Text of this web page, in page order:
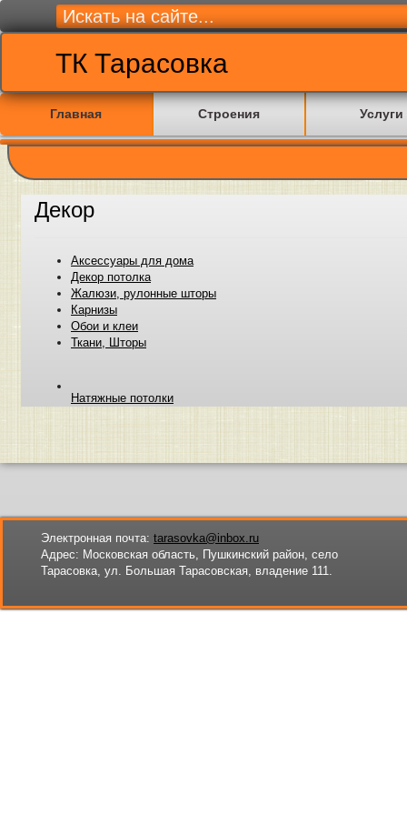
ТК Тарасовка
Главная Строения Услуги
Декор
Аксессуары для дома
Декор потолка
Жалюзи, рулонные шторы
Карнизы
Обои и клеи
Ткани, Шторы
Натяжные потолки
Электронная почта: tarasovka@inbox.ru
Адрес: Московская область, Пушкинский район, село
Тарасовка, ул. Большая Тарасовская, владение 111.